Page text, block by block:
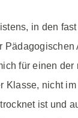
in den
für einen
nicht
ist und